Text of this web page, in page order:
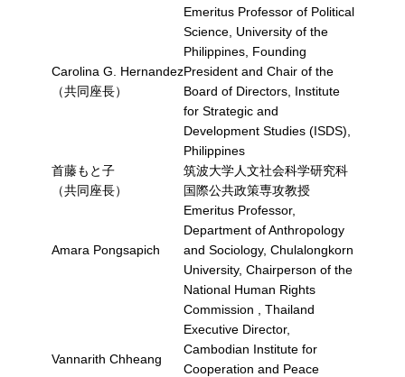
Carolina G. Hernandez
（共同座長）
Emeritus Professor of Political
Science, University of the
Philippines, Founding
President and Chair of the
Board of Directors, Institute
for Strategic and
Development Studies (ISDS),
Philippines
首藤もと子
（共同座長）
筑波大学人文社会科学研究科
国際公共政策専攻教授
Amara Pongsapich
Emeritus Professor,
Department of Anthropology
and Sociology, Chulalongkorn
University, Chairperson of the
National Human Rights
Commission , Thailand
Vannarith Chheang
Executive Director,
Cambodian Institute for
Cooperation and Peace